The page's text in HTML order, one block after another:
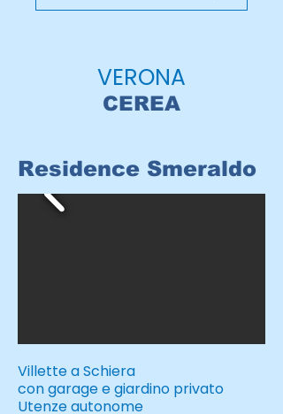
VERONA
CEREA
Residence Smeraldo
Villette a Schiera
con garage e giardino privato
Utenze autonome